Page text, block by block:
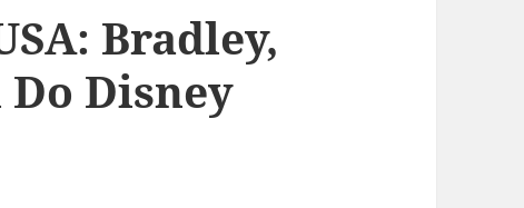
Bradley,
Disney